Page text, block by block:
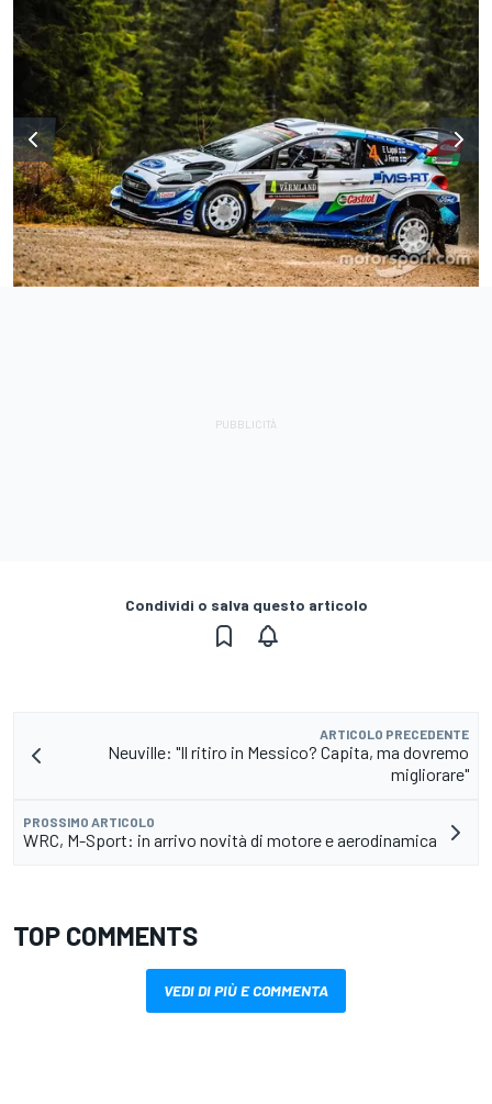
Condividi o salva questo articolo
ARTICOLO PRECEDENTE
Neuville: "Il ritiro in Messico? Capita, ma dovremo
migliorare"
PROSSIMO ARTICOLO
WRC, M-Sport: in arrivo novità di motore e aerodinamica
TOP COMMENTS
VEDI DI PIÙ E COMMENTA